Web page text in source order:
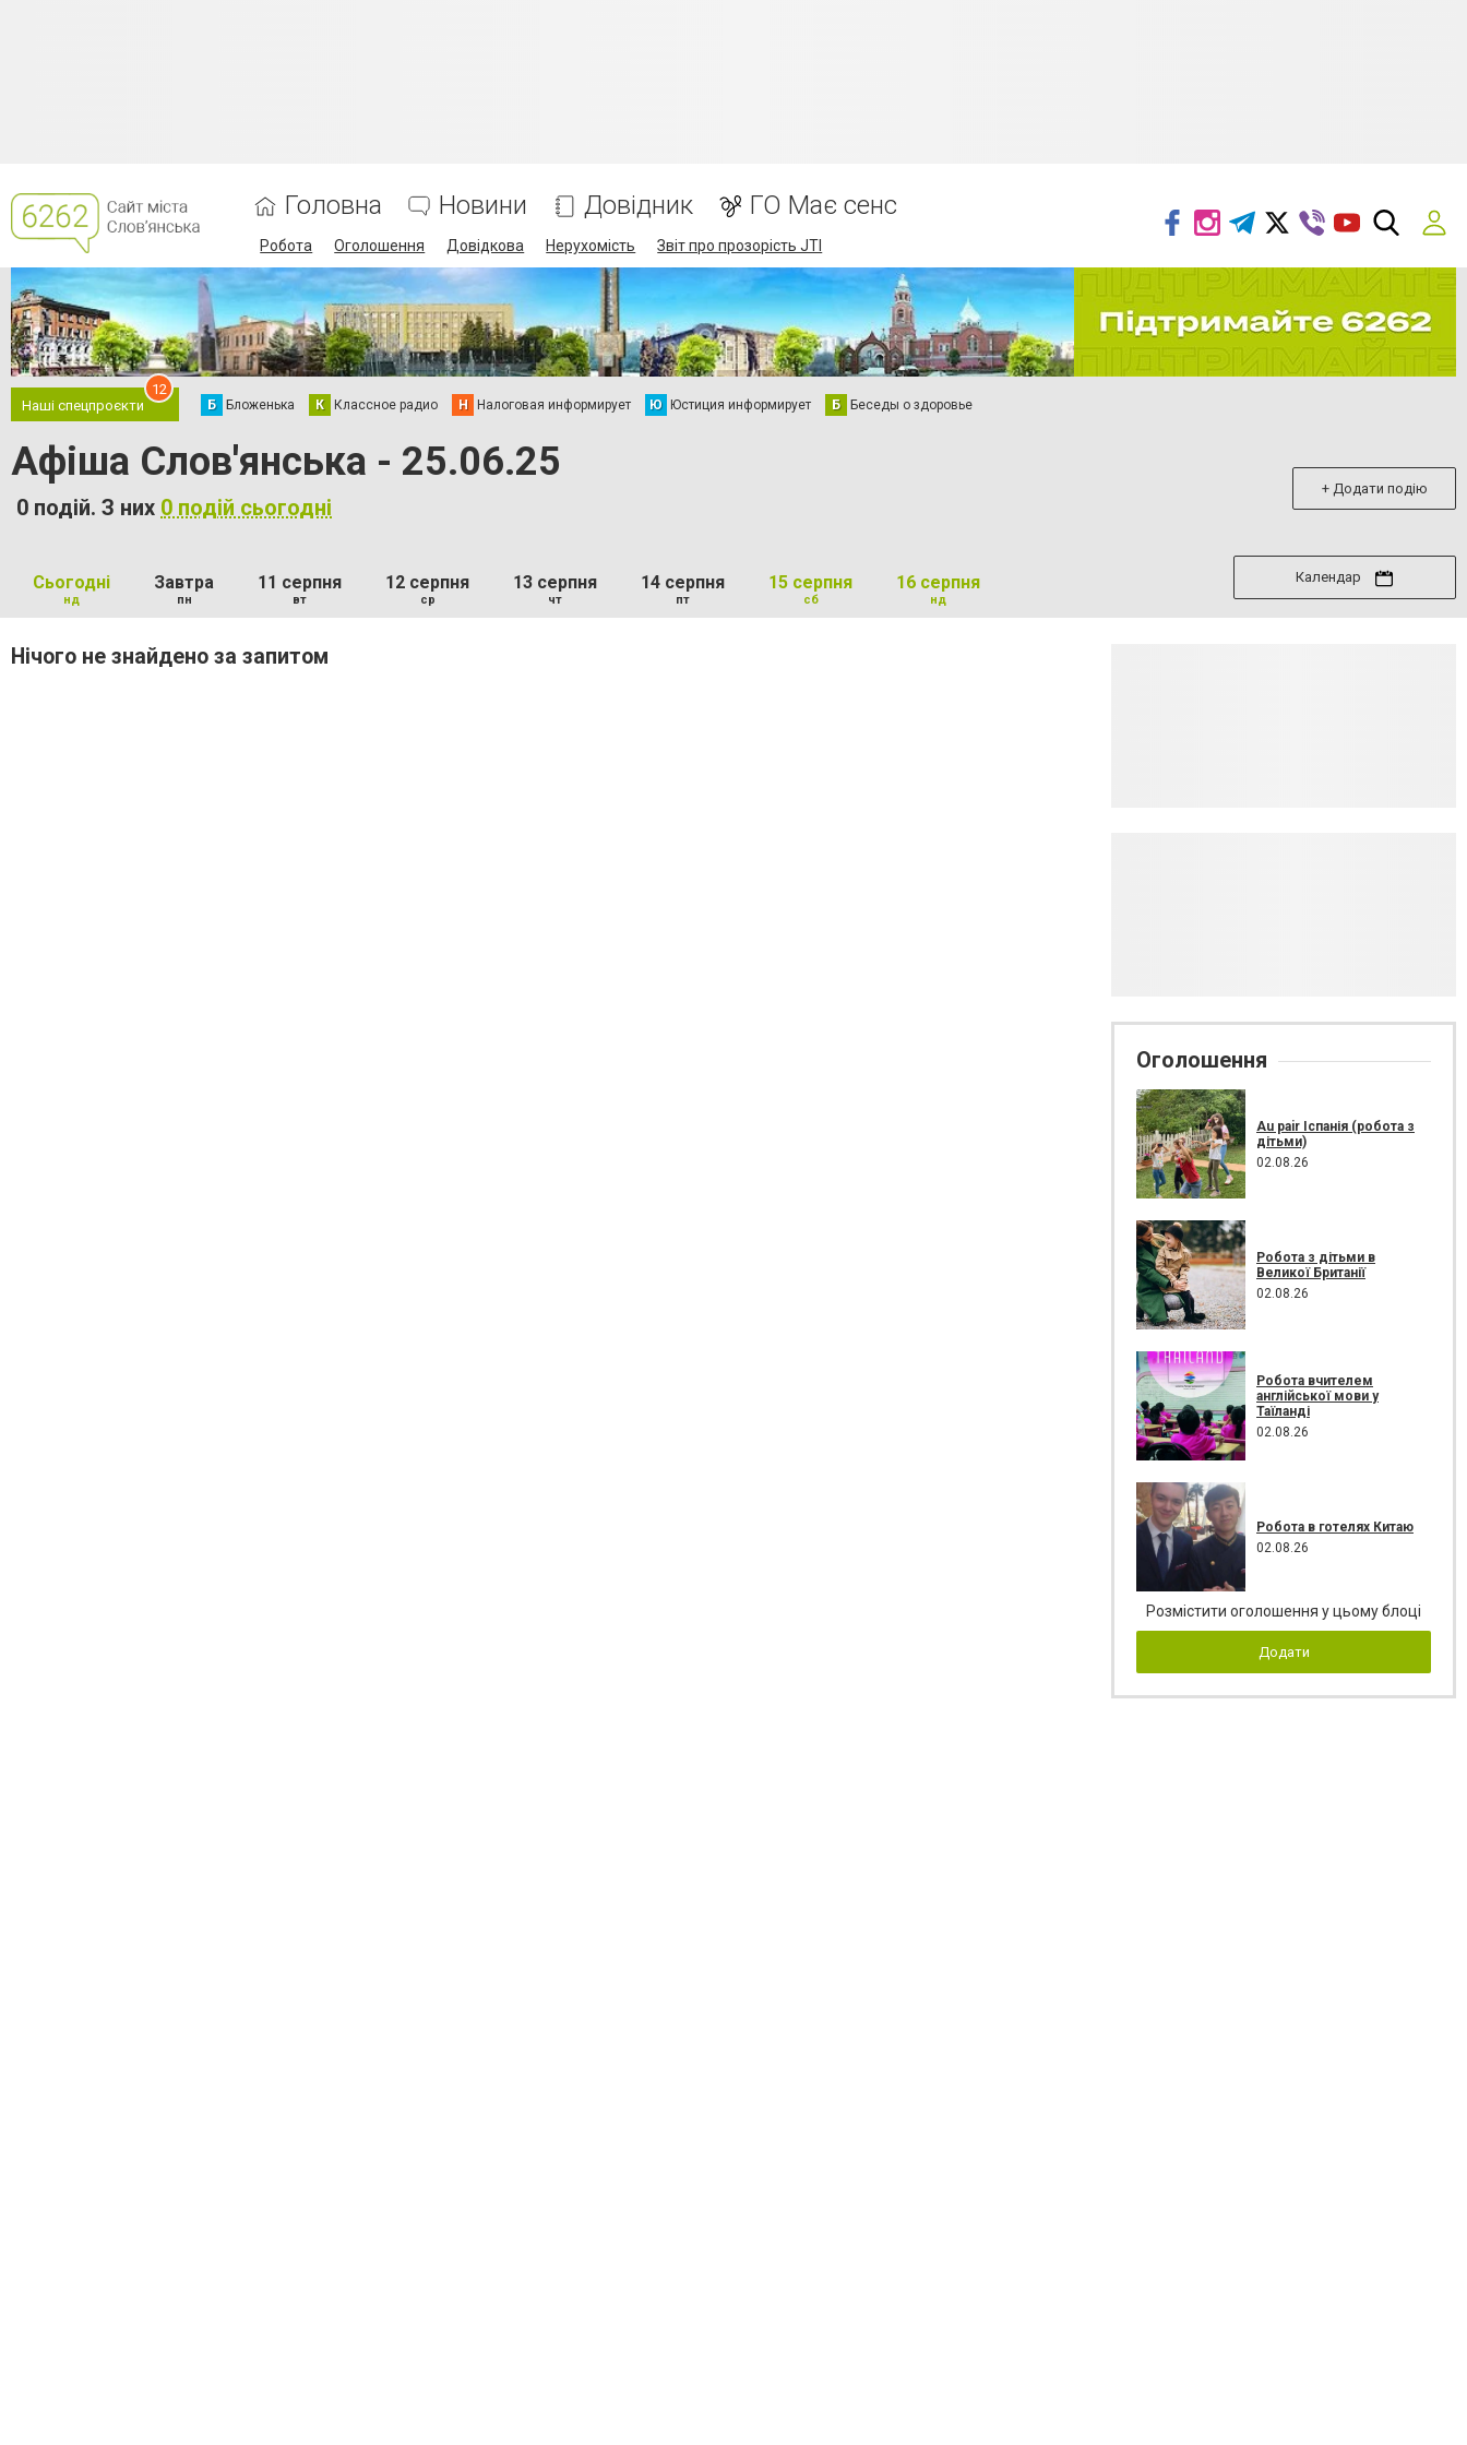
Головна Новини Довідник ГО Має сенс
Робота Оголошення Довідкова Нерухомість Звіт про прозорість JTI
Наші спецпроєкти
12
Б Бложенька К Классное радио Н Налоговая информирует Ю Юстиция информирует Б Беседы о здоровье
Афіша Слов'янська - 25.06.25
0 подій. З них 0 подій сьогодні
+ Додати подію
Сьогодні
нд
Завтра
пн
11 серпня
вт
12 серпня
ср
13 серпня
чт
14 серпня
пт
15 серпня
сб
16 серпня
нд
Календар
Нічого не знайдено за запитом
Оголошення
Au pair Іспанія (робота з
дітьми)
02.08.26
Робота з дітьми в
Великої Британії
02.08.26
Робота вчителем
англійської мови у
Таїланді
02.08.26
Робота в готелях Китаю
02.08.26
Розмістити оголошення у цьому блоці
Додати